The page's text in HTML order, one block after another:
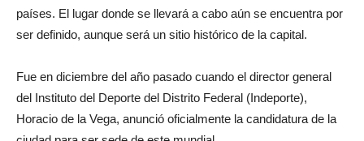
países. El lugar donde se llevará a cabo aún se encuentra por
ser definido, aunque será un sitio histórico de la capital.
Fue en diciembre del año pasado cuando el director general
del Instituto del Deporte del Distrito Federal (Indeporte),
Horacio de la Vega, anunció oficialmente la candidatura de la